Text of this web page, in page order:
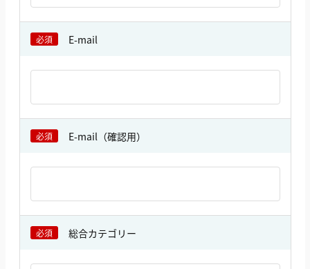
必須 E-mail
必須 E-mail（確認用）
必須 総合カテゴリー